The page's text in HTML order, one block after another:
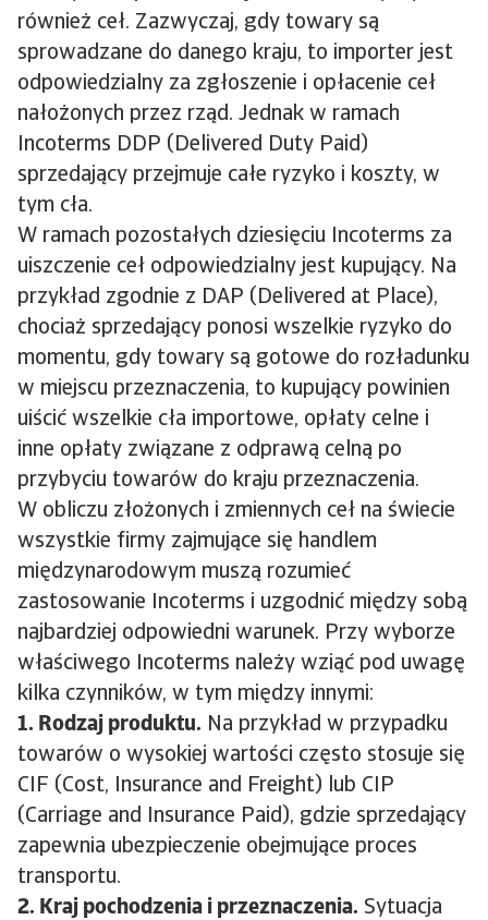
również ceł. Zazwyczaj, gdy towary są
sprowadzane do danego kraju, to importer jest
odpowiedzialny za zgłoszenie i opłacenie ceł
nałożonych przez rząd. Jednak w ramach
Incoterms DDP (Delivered Duty Paid)
sprzedający przejmuje całe ryzyko i koszty, w
tym cła.
W ramach pozostałych dziesięciu Incoterms za
uiszczenie ceł odpowiedzialny jest kupujący. Na
przykład zgodnie z DAP (Delivered at Place),
chociaż sprzedający ponosi wszelkie ryzyko do
momentu, gdy towary są gotowe do rozładunku
w miejscu przeznaczenia, to kupujący powinien
uiścić wszelkie cła importowe, opłaty celne i
inne opłaty związane z odprawą celną po
przybyciu towarów do kraju przeznaczenia.
W obliczu złożonych i zmiennych ceł na świecie
wszystkie firmy zajmujące się handlem
międzynarodowym muszą rozumieć
zastosowanie Incoterms i uzgodnić między sobą
najbardziej odpowiedni warunek. Przy wyborze
właściwego Incoterms należy wziąć pod uwagę
kilka czynników, w tym między innymi:
1. Rodzaj produktu. Na przykład w przypadku
towarów o wysokiej wartości często stosuje się
CIF (Cost, Insurance and Freight) lub CIP
(Carriage and Insurance Paid), gdzie sprzedający
zapewnia ubezpieczenie obejmujące proces
transportu.
2. Kraj pochodzenia i przeznaczenia. Sytuacja